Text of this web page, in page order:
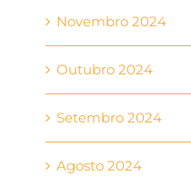
Novembro 2024
Outubro 2024
Setembro 2024
Agosto 2024